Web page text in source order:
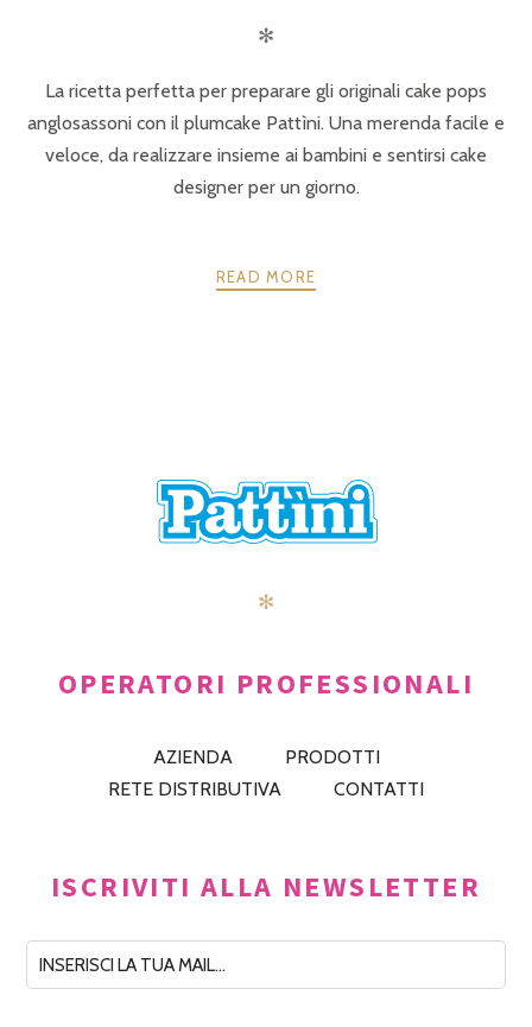
✻
La ricetta perfetta per preparare gli originali cake pops
anglosassoni con il plumcake Pattìni. Una merenda facile e
veloce, da realizzare insieme ai bambini e sentirsi cake
designer per un giorno.
READ MORE
✻
OPERATORI PROFESSIONALI
AZIENDA
PRODOTTI
RETE DISTRIBUTIVA
CONTATTI
ISCRIVITI ALLA NEWSLETTER